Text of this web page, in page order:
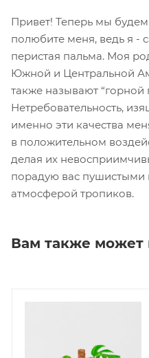
Привет! Теперь мы
полюбите меня, ведь я -
перистая пальма. Моя
Южной и Центральной
также называют “горной
Нетребовательность,
именно эти качества
в положительном
делая их
порадую вас пушистыми
атмосферой тропиков.
Вам также может